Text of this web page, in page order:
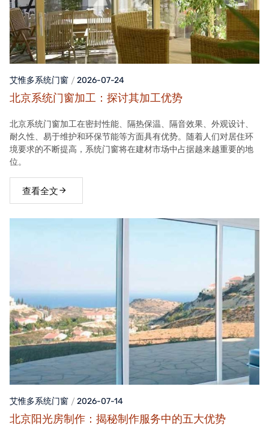
艾惟多系统门窗 2026-07-24
北京系统门窗加工：探讨其加工优势
北京系统门窗加工在密封性能、隔热保温、隔音效果、外观设计、
耐久性、易于维护和环保节能等方面具有优势。随着人们对居住环
境要求的不断提高，系统门窗将在建材市场中占据越来越重要的地
位。
查看全文
艾惟多系统门窗 2026-07-14
北京阳光房制作：揭秘制作服务中的五大优势